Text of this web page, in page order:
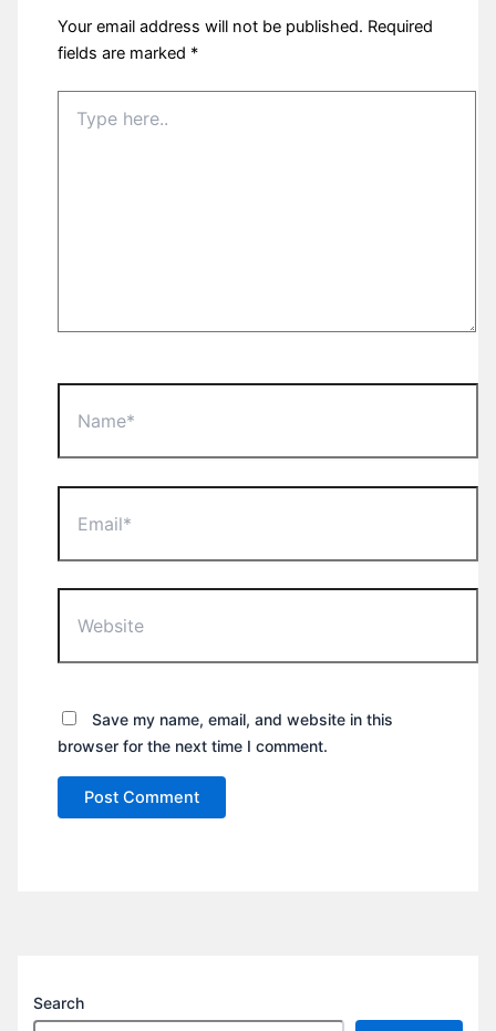
Your email address will not be published. Required
fields are marked *
here..
Save my name, email, and website in this
browser for the next time I comment.
Search